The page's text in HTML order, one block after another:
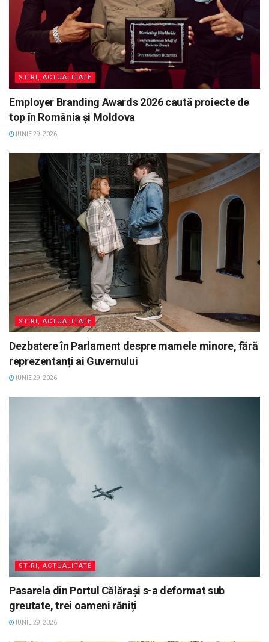
STIRI, ACTUALITATE
Employer Branding Awards 2026 caută proiecte de
top în România și Moldova
IUNIE 29, 2026
STIRI, ACTUALITATE
Dezbatere în Parlament despre mamele minore, fără
reprezentanți ai Guvernului
IUNIE 29, 2026
STIRI, ACTUALITATE
Pasarela din Portul Călărași s-a deformat sub
greutate, trei oameni răniți
IUNIE 29, 2026